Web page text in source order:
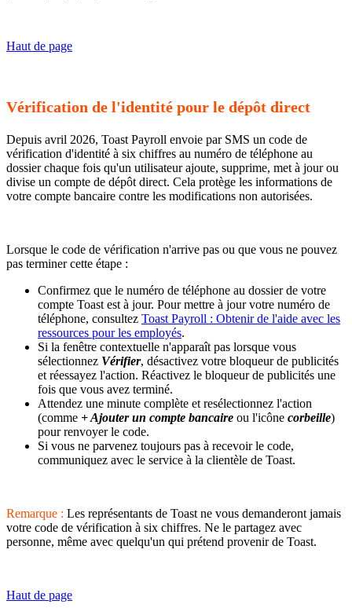
Haut de page
Vérification de l'identité pour le dépôt direct
Depuis avril 2026, Toast Payroll envoie par SMS un code de
vérification d'identité à six chiffres au numéro de téléphone au
dossier chaque fois qu'un utilisateur ajoute, supprime, met à jour ou
divise un compte de dépôt direct. Cela protège les informations de
votre compte bancaire contre les modifications non autorisées.
Lorsque le code de vérification n'arrive pas ou que vous ne pouvez
pas terminer cette étape :
Confirmez que le numéro de téléphone au dossier de votre
compte Toast est à jour. Pour mettre à jour votre numéro de
téléphone, consultez Toast Payroll : Obtenir de l'aide avec les
ressources pour les employés.
Si la fenêtre contextuelle n'apparaît pas lorsque vous
sélectionnez Vérifier, désactivez votre bloqueur de publicités
et réessayez l'action. Réactivez le bloqueur de publicités une
fois que vous avez terminé.
Attendez une minute complète et resélectionnez l'action
(comme + Ajouter un compte bancaire ou l'icône corbeille)
pour renvoyer le code.
Si vous ne parvenez toujours pas à recevoir le code,
communiquez avec le service à la clientèle de Toast.
Remarque : Les représentants de Toast ne vous demanderont jamais
votre code de vérification à six chiffres. Ne le partagez avec
personne, même avec quelqu'un qui prétend provenir de Toast.
Haut de page